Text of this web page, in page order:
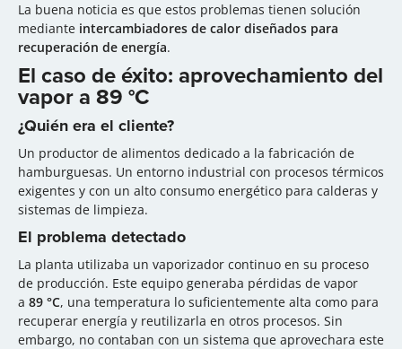
La buena noticia es que estos problemas tienen solución
mediante intercambiadores de calor diseñados para
recuperación de energía.
El caso de éxito: aprovechamiento del
vapor a 89 °C
¿Quién era el cliente?
Un productor de alimentos dedicado a la fabricación de
hamburguesas. Un entorno industrial con procesos térmicos
exigentes y con un alto consumo energético para calderas y
sistemas de limpieza.
El problema detectado
La planta utilizaba un vaporizador continuo en su proceso
de producción. Este equipo generaba pérdidas de vapor
a 89 °C, una temperatura lo suficientemente alta como para
recuperar energía y reutilizarla en otros procesos. Sin
embargo, no contaban con un sistema que aprovechara este